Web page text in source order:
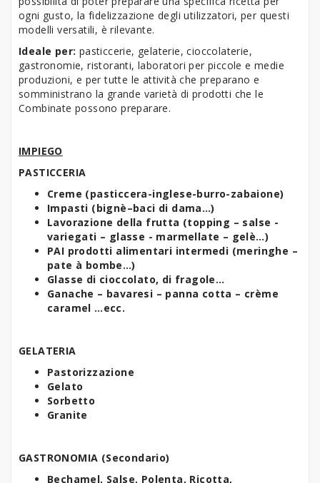
ogni gusto, la fidelizzazione degli utilizzatori, per questi
modelli versatili, è rilevante.
Ideale per: pasticcerie, gelaterie, cioccolaterie,
gastronomie, ristoranti, laboratori per piccole e medie
produzioni, e per tutte le attività che preparano e
somministrano la grande varietà di prodotti che le
Combinate possono preparare.
IMPIEGO
PASTICCERIA
Creme (pasticcera-inglese-burro-zabaione)
Impasti (bignè–baci di dama…)
Lavorazione della frutta (topping – salse -
variegati – glasse - marmellate – gelè…)
PAI prodotti alimentari intermedi (meringhe –
pate à bombe…)
Glasse di cioccolato, di fragole…
Ganache – bavaresi – panna cotta – crème
caramel …ecc.
GELATERIA
Pastorizzazione
Gelato
Sorbetto
Granite
GASTRONOMIA (Secondario)
Bechamel, Salse, Polenta, Ricotta,